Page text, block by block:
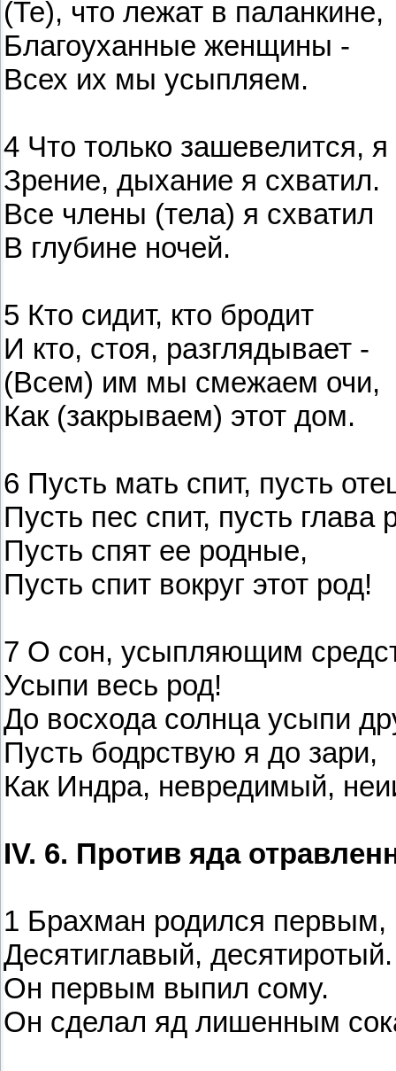
(Те), что лежат в паланкине,
Благоуханные женщины -
Всех их мы усыпляем.
4 Что только зашевелится, я
Зрение, дыхание я схватил.
Все члены (тела) я схватил
В глубине ночей.
5 Кто сидит, кто бродит
И кто, стоя, разглядывает -
(Всем) им мы смежаем очи,
Как (закрываем) этот дом.
6 Пусть мать спит, пусть
Пусть пес спит, пусть глава
Пусть спят ее родные,
Пусть спит вокруг этот род!
7 О сон, усыпляющим
Усыпи весь род!
До восхода солнца усыпи
Пусть бодрствую я до зари,
Как Индра, невредимый,
IV. 6. Против яда
1 Брахман родился первым,
Десятиглавый, десятиротый.
Он первым выпил сому.
Он сделал яд лишенным